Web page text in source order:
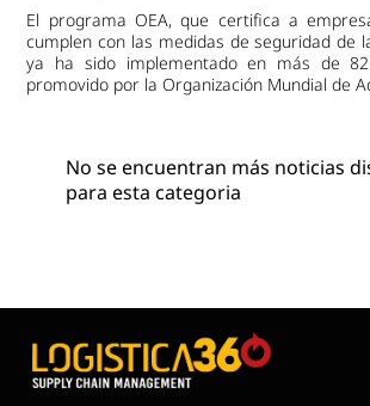
El programa OEA, que certifica a
cumplen con las medidas de seguridad de
ya ha sido implementado en más de
promovido por la Organización Mundial de
No se encuentran más noticias
para esta categoria